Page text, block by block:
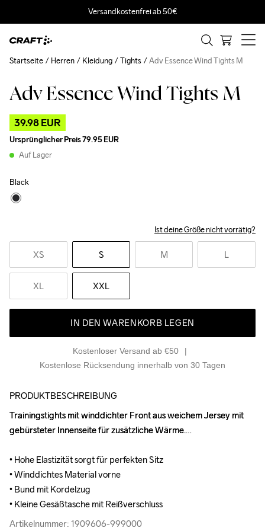
Versandkostenfrei ab 50€
Adv Essence Wind Tights M
39.98 EUR
Ursprünglicher Preis79.95 EUR
Auf Lager
Black
Ist deine Größe nicht vorrätig?
XS S M L
XL XXL
IN DEN WARENKORB LEGEN
Kostenloser Versand ab €50
Kostenlose Rücksendung innerhalb von 30 Tagen
Startseite Herren Kleidung Tights Adv Essence Wind Tights M
Outlet
PRODUKTBESCHREIBUNG
Trainingstights mit winddichter Front aus weichem Jersey mit
gebürsteter Innenseite für zusätzliche Wärme.
• Hohe Elastizität sorgt für perfekten Sitz
• Winddichtes Material vorne
• Bund mit Kordelzug
• Kleine Gesäßtasche mit Reißverschluss
Artikelnummer: 1909606-999000
Trainingstights mit winddichter Front aus weichem Jersey mit
gebürsteter Innenseite für zusätzliche Wärme.
• Hohe Elastizität sorgt für perfekten Sitz
• Winddichtes Material vorne
• Bund mit Kordelzug
• Kleine Gesäßtasche mit Reißverschluss
Artikelnummer: 1909606-999000